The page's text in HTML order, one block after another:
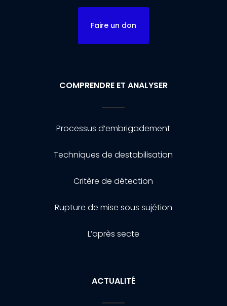
Faire un don
COMPRENDRE ET ANALYSER
Processus d’embrigadement
Techniques de destabilisation
Critère de détection
Rupture de mise sous sujétion
L’après secte
ACTUALITÉ